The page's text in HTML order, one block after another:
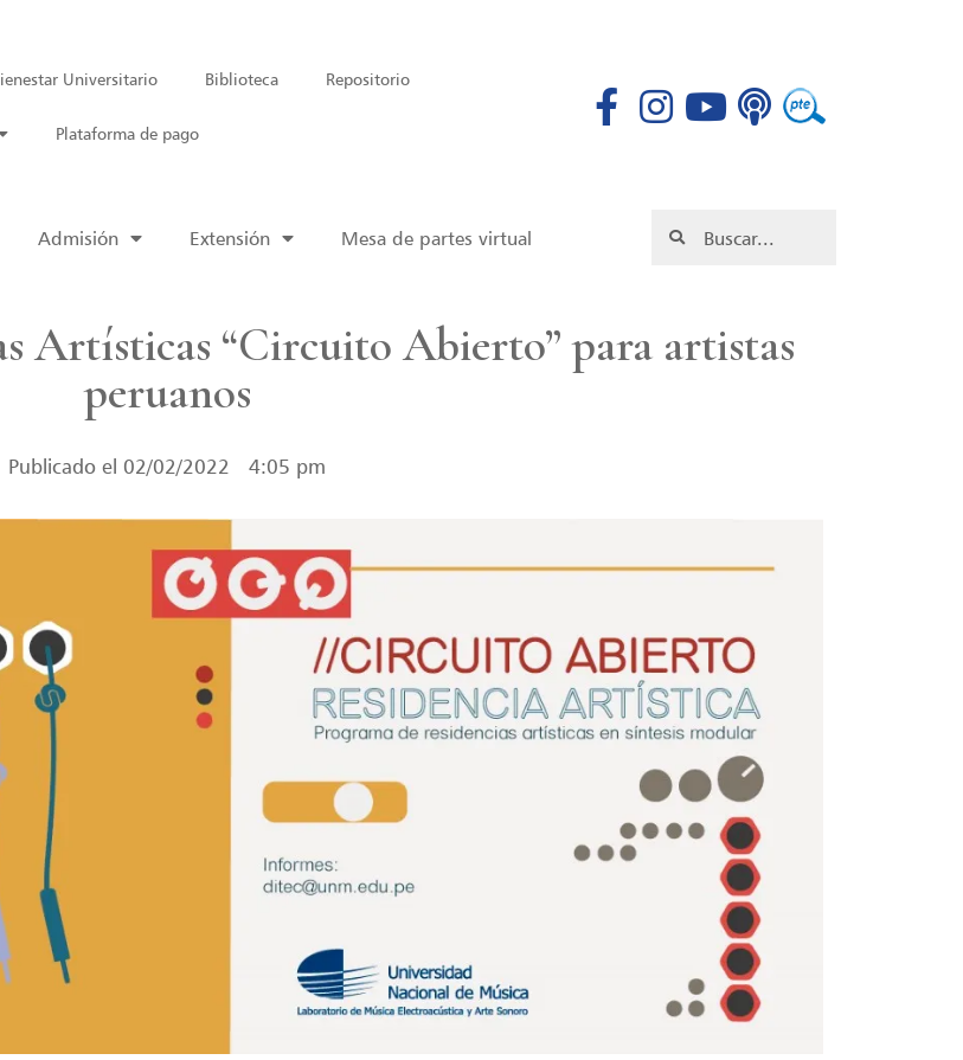
Universitario Biblioteca Repositorio
Plataforma de pago
Admisión Extensión Mesa de partes virtual
Artísticas “Circuito Abierto” para artistas
peruanos
Publicado el 02/02/2022 4:05 pm